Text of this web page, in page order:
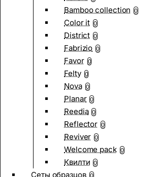
Bamboo collection 0
Color it 0
District 0
Fabrizio 0
Favor 0
Felty 0
Nova 0
Planar 0
Reedia 0
Reflector 0
Reviver 0
Welcome pack 0
Квилти 0
Сеты образцов 0